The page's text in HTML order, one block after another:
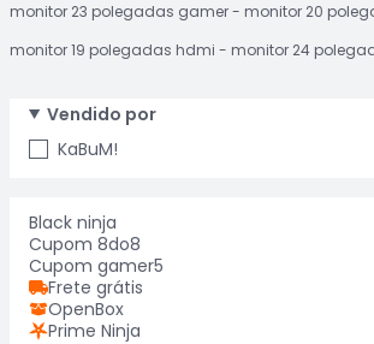
Mais Vendidos
monitor 23 polegadas gamer
monitor 20
monitor 19 polegadas hdmi
monitor 24
Vendido por
KaBuM!
Black ninja
Cupom 8do8
Cupom gamer5
Frete grátis
OpenBox
Prime Ninja